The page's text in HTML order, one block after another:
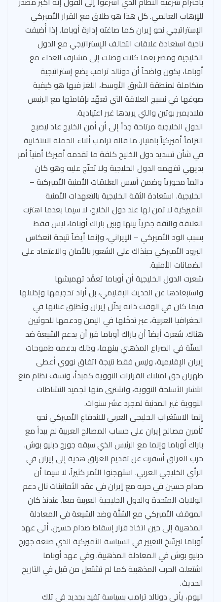
للإرهاب العالمي. كل هذا هو طلاق مع القرار الأميركي
الإستراتيجي نحو إيران كما صاغته إدارة أوباما. إذا أُضيفت
ناحية استعادة علاقات التحالف الإستراتيجي مع الدول
الخليجية ومصر بعما كانت وصلت إلى مشارف العداء مع
أوباما، يكون واضحاً أن دونالد ترامب يضع إستراتيجية
متكاملة لمنطقة الشرق الأوسط، اللغز فيها هو كيفية
صوغها في نسيج العلاقة التي تعهَّد بإقامتها مع الرئيس
فلاديمير بوتين والتي يريدها غير اعتيادية.
الدول الخليجية مرتاحة جداً إلى أن أمن الخليج عاد ليصبح
التزاماً أميركياً بامتياز. ما قاله ترامب أثناء الحملة الانتخابية
في شأن تسديد دول الخليج كلفة ما تقدمه أميركا أمنياً أمر
بديهي تفهمه الدول الخليجية ولا تحتّج عليه وهو كان
دائماً محورياً وضمن أسس العلاقات الأمنية الأميركية –
الخليجية. استعادة الثقة الخليجية بالتعهدات الأمنية
الأميركية لا ثمن لها عند دول الخليج، لا سيما بعدما اهتزت
العلاقة والثقة جذرياً بينها وبين باراك أوباما، ليس فقط
بسبب الود الأميركي – الإيراني، وإنما أيضاً نتيجة انعكاس
البرود الأميركي حينذاك على الشعور بالأمان والاعتماد على
الضمانات الأمنية.
شعرت الدول الخليجية أن أوباما تعمَّد تهميشها
واستبعادها عن الحديث الإقليمي، بل أراد تحجيمها وإذلالها
فيما كان في الوقت ذاته يدلّل إيران ويُطلِق عنانها في
الجغرافيا العربية، عبر تدخّلها في اليمن ودعمها للحوثيين
هناك. شعرت أيضاً أن باراك أوباما قرر أن يدعم الشيعة ضد
السنّة في الصراع المذهبي بينهما، وذلك بدعمه طموحات
إيران الإقليمية، وليس فقط نتيجة اتفاق نووي أعطى
طهران حق امتلاك القرارات النووية كمبدأ، ونسف نظام منع
انتشار الأسلحة النووية، واشترى منها تجميد النشاطات
النووية غير المدنية لمجرد عشر سنوات.
إنما الاستغراب الخليجي العربي للاندفاع الأميركي نحو
تأمين مصالح إيران على حساب المصالح العربية لم يبدأ مع
باراك أوباما وإنما مع الرئيس الذي سبقه جورج دبليو بوش.
حرب العراق أسفرت عن تقديم العراق هدية إلى إيران في
الرأي الخليجي العربي. استهجنوا الأمر كثيراً، لا سيما أن
صدام حسين في حربه مع إيران في عقد الثمانينات نال دعم
الولايات المتحدة والدول الخليجية العربية معاً. عندئذ كان
الموقف الأميركي مع السُنَّة وضد الشيعة في المعادلة
المذهبية إلى حين اتخاذ قرار إسقاط صدام حسين. أتى عهد
أوباما ليرسّخ التغيير في السياسة الأميركية الذي صنعه جورج
دبليو بوش في المعادلة المذهبية. وفي عهد أوباما
اشتعلت الحرب المذهبية كما لم تشتعل من قبل في التاريخ
الحديث.
اليوم، يأتي دونالد ترامب بسياسة تفيد بجديد في تلك